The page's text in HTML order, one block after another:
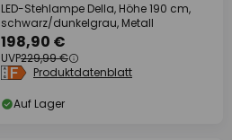
LED-Stehlampe Della, Höhe 190 cm,
schwarz/dunkelgrau, Metall
198,90 €
UVP229,99 €
Produktdatenblatt
Auf Lager